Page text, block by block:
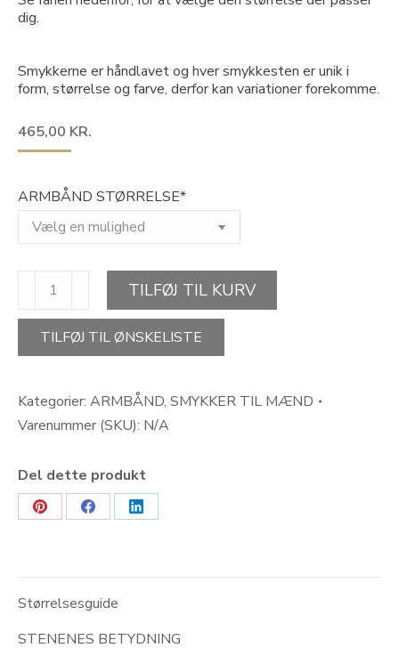
dig.
Smykkerne er håndlavet og hver smykkesten er unik i
form, størrelse og farve, derfor kan variationer forekomme.
465,00 KR.
ARMBÅND STØRRELSE*
MARS-
armbånd
TILFØJ TIL KURV
TILFØJ TIL ØNSKELISTE
Kategorier: ARMBÅND, SMYKKER TIL MÆND
Varenummer (SKU): N/A
Del dette produkt
Share
Pinterest
Share
Facebook
Share
LinkedIn
Størrelsesguide
STENENES BETYDNING